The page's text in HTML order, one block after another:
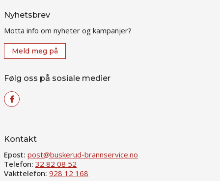
Nyhetsbrev
Motta info om nyheter og kampanjer?
Meld meg på
Følg oss på sosiale medier
Kontakt
Epost: post@buskerud-brannservice.no
Telefon: 32 82 08 52
Vakttelefon: 928 12 168